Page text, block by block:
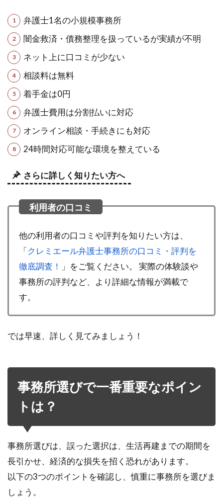
弁護士1名の小規模事務所
闇金救済・債務整理を扱っているが実績が不明
ネット上に口コミが少ない
相談料は無料
着手金は0円
弁護士費用は分割払いに対応
オンライン相談・手続きにも対応
24時間対応可能な環境を整えている
さらに詳しく知りたい方へ
他の利用者の口コミや評判を知りたい方は、
「クレミエール弁護士事務所の口コミ・評判を
徹底調査！
」をご覧ください。 実際の体験談や
事務所の評判など、より詳細な情報が満載で
す。
では早速、詳しく見てみましょう！
事務所選びで一番重要なポイン
トは？
事務所選びは、誤った選択は、生活再建までの期間を
長引かせ、経済的な損失を招く恐れがあります。
以下の3つのポイントを確認し、慎重に事務所を選びま
しょう。